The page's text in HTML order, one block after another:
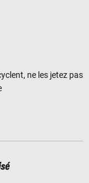
ne les jetez pas